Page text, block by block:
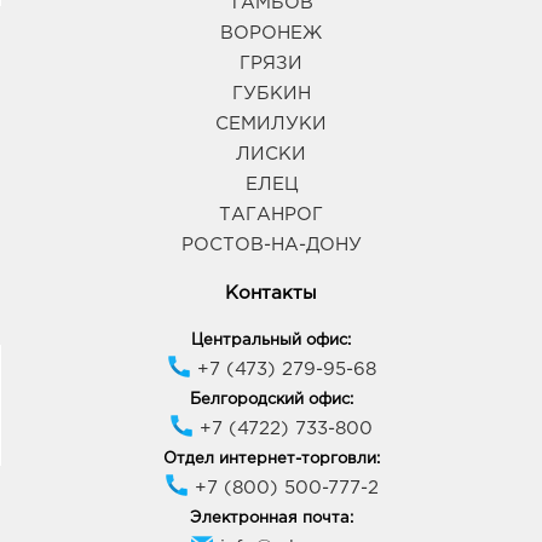
Воронеж Атмосфера: 282.0 руб.
394018, Воронежская обл, г Воронеж, ул
Фридриха Энгельса, д. 64А
Воронеж Космос: 282.0 руб.
394038, Воронежская обл, г Воронеж, ул
10:00 - 20:00
Воронеж Максимир: 282.0 руб.
394033, Воронежская обл, г Воронеж, пр-кт
Ленинский, д. 174П
График работы:10:00 - 22:00
Воронеж Линия Остужева: 282.0 руб.
394042, Воронежская обл, г Воронеж, ул
Переверткина, д. 7
ТАМБОВ
ВОРОНЕЖ
ГРЯЗИ
ГУБКИН
СЕМИЛУКИ
ЛИСКИ
ЕЛЕЦ
ТАГАНРОГ
РОСТОВ-НА-ДОНУ
Контакты
Центральный офис:
+7 (473) 279-95-68
Белгородский офис:
+7 (4722) 733-800
Отдел интернет-торговли:
+7 (800) 500-777-2
Электронная почта: